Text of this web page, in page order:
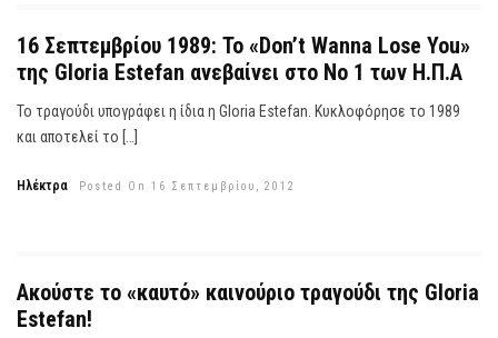
16 Σεπτεμβρίου 1989: Το «Don’t Wanna Lose You»
της Gloria Estefan ανεβαίνει στο Νο 1 των Η.Π.Α
Το τραγούδι υπογράφει η ίδια η Gloria Estefan. Κυκλοφόρησε το 1989
και αποτελεί το […]
Ηλέκτρα Posted On 16 Σεπτεμβρίου, 2012
Ακούστε το «καυτό» καινούριο τραγούδι της Gloria
Estefan!